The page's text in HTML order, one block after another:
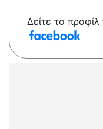
Δείτε το προφίλ